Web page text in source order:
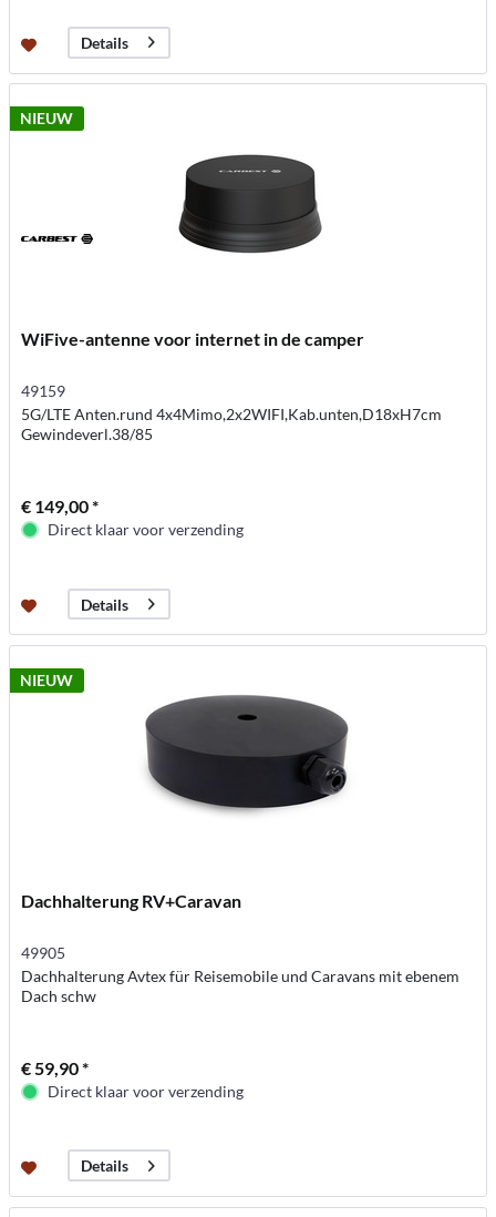
Details
NIEUW
WiFive-antenne voor internet in de camper
49159
5G/LTE Anten.rund 4x4Mimo,2x2WIFI,Kab.unten,D18xH7cm
Gewindeverl.38/85
€ 149,00 *
Direct klaar voor verzending
Details
NIEUW
Dachhalterung RV+Caravan
49905
Dachhalterung Avtex für Reisemobile und Caravans mit ebenem
Dach schw
€ 59,90 *
Direct klaar voor verzending
Details